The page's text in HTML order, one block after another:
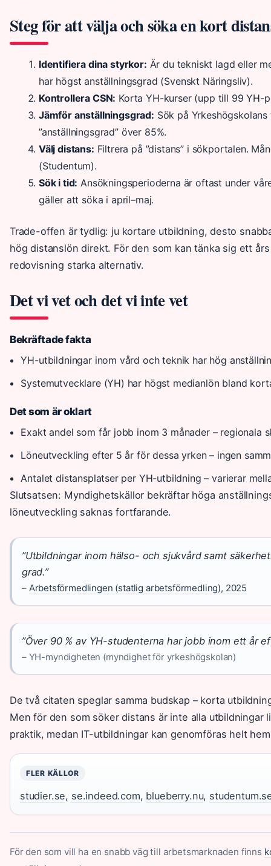
Steg för att välja och söka en kort
Identifiera dina styrkor: Är du tekniskt lagd eller
har högst anställningsgrad (Svenskt Näringsliv).
Kontrollera CSN: Korta YH-kurser (upp till 99 YH-
Jämför anställningsgrad: Sök på
”anställningsgrad” över 85%.
Välj distans: Filtrera på ”distans” i sökportalen.
(Studentum).
Sök i tid: Ansökningsperioderna är oftast under
gäller att söka i april–maj.
Trade-offen är tydlig: ju kortare utbildning, desto
hög distanslön direkt. För den som kan tänka sig ett
redovisning starka alternativ.
Det vi vet och det vi inte vet
Bekräftade fakta
YH-utbildningar inom vård och teknik har hög
Systemutvecklare (YH) har högst medianlön bland
Det som är oklart
Exakt andel som får jobb inom 3 månader – regionala
Löneutveckling efter 5 år för dessa yrken – ingen
Antalet distansplatser per YH-utbildning – varierar
Slutsatsen: Myndighetskällor bekräftar höga
löneutveckling saknas fortfarande.
”Utbildningar inom hälso- och sjukvård samt
grad.”
– Arbetsförmedlingen (statlig arbetsförmedling), 2025
”Över 90 % av YH-studenterna har jobb inom ett år
– YH-myndigheten (myndighet för yrkeshögskolan)
De två citaten speglar samma budskap – korta
Men för den som söker distans är inte alla utbildningar
praktik, medan IT-utbildningar kan genomföras helt
FLER KÄLLOR
studier.se, se.indeed.com, blueberry.nu,
För den som vill ha en snabb väg till arbetsmarknaden finns